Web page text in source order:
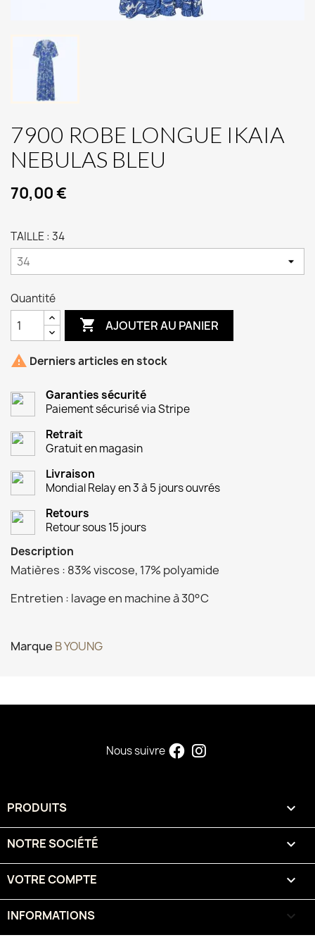
7900 ROBE LONGUE IKAIA
NEBULAS BLEU
70,00 €
TAILLE : 34
Quantité
 AJOUTER AU PANIER
 Derniers articles en stock
Garanties sécurité
Paiement sécurisé via Stripe
Retrait
Gratuit en magasin
Livraison
Mondial Relay en 3 à 5 jours ouvrés
Retours
Retour sous 15 jours
Description
Matières : 83% viscose, 17% polyamide
Entretien : lavage en machine à 30°C
Marque B YOUNG
Nous suivre
PRODUITS 
NOTRE SOCIÉTÉ 
VOTRE COMPTE 
INFORMATIONS keyboard_arrow_down